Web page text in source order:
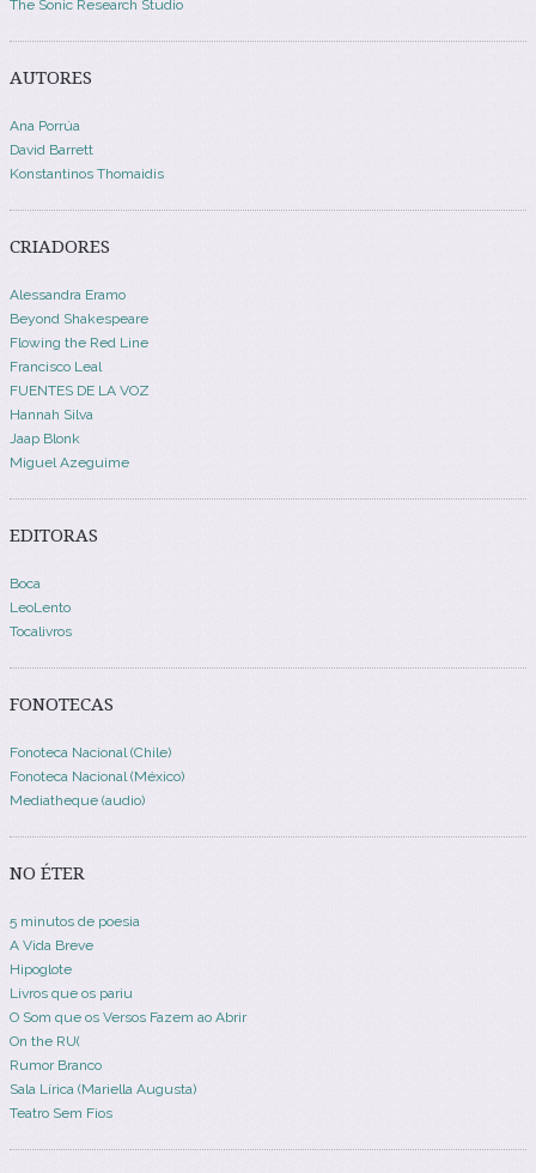
The Sonic Research Studio
AUTORES
Ana Porrúa
David Barrett
Konstantinos Thomaidis
CRIADORES
Alessandra Eramo
Beyond Shakespeare
Flowing the Red Line
Francisco Leal
FUENTES DE LA VOZ
Hannah Silva
Jaap Blonk
Miguel Azeguime
EDITORAS
Boca
LeoLento
Tocalivros
FONOTECAS
Fonoteca Nacional (Chile)
Fonoteca Nacional (México)
Mediatheque (audio)
NO ÉTER
5 minutos de poesia
A Vida Breve
Hipoglote
Livros que os pariu
O Som que os Versos Fazem ao Abrir
On the RU(
Rumor Branco
Sala Lírica (Mariella Augusta)
Teatro Sem Fios